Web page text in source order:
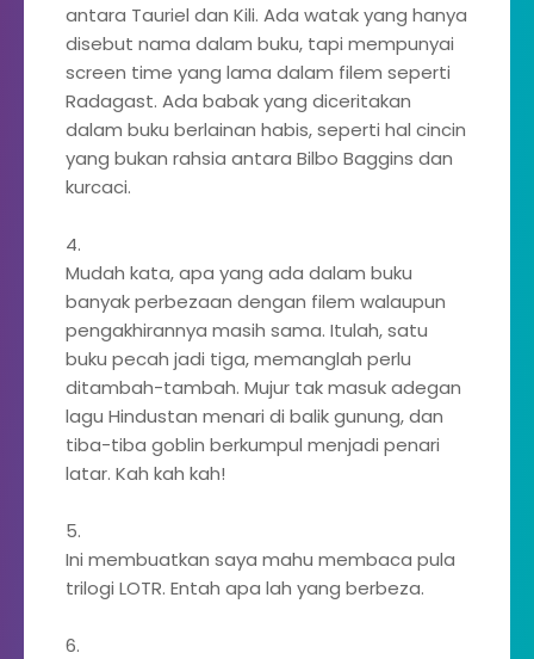
antara Tauriel dan Kili. Ada watak yang hanya
disebut nama dalam buku, tapi mempunyai
screen time yang lama dalam filem seperti
Radagast. Ada babak yang diceritakan
dalam buku berlainan habis, seperti hal cincin
yang bukan rahsia antara Bilbo Baggins dan
kurcaci.
4.
Mudah kata, apa yang ada dalam buku
banyak perbezaan dengan filem walaupun
pengakhirannya masih sama. Itulah, satu
buku pecah jadi tiga, memanglah perlu
ditambah-tambah. Mujur tak masuk adegan
lagu Hindustan menari di balik gunung, dan
tiba-tiba goblin berkumpul menjadi penari
latar. Kah kah kah!
5.
Ini membuatkan saya mahu membaca pula
trilogi LOTR. Entah apa lah yang berbeza.
6.